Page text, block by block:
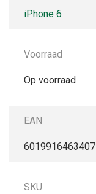
iPhone 6
Voorraad
Op voorraad
EAN
6019916463407
SKU